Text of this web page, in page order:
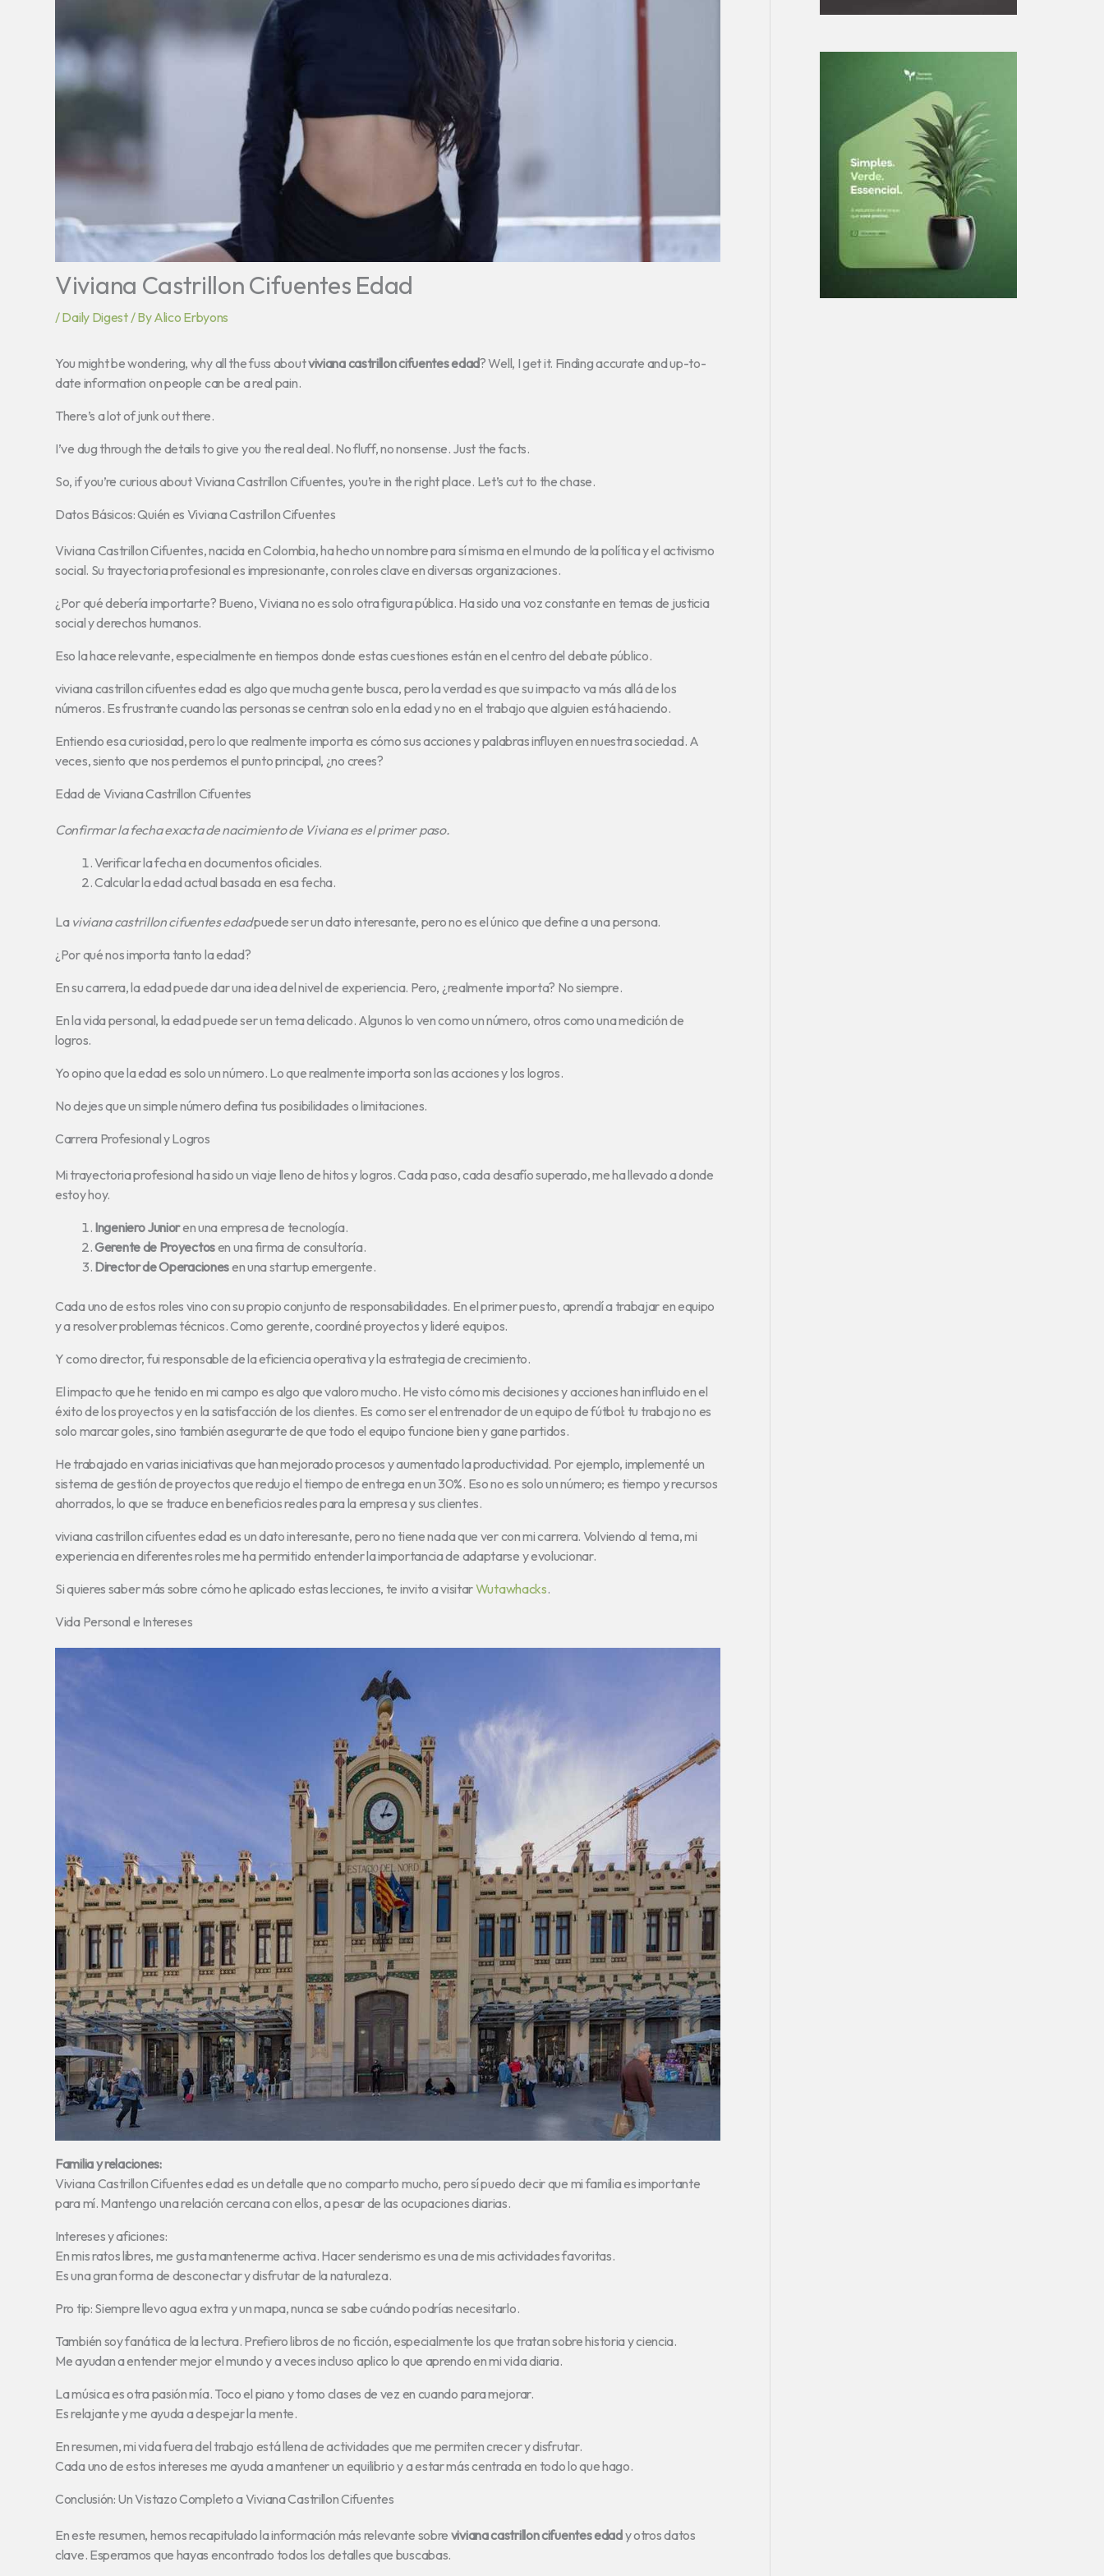
Viviana Castrillon Cifuentes Edad
/Daily Digest/ ByAlico Erbyons
You might be wondering, why all the fuss aboutviviana castrillon cifuentes edad? Well, I get it. Finding accurate and up-to-
date information on people can be a real pain.
There’s a lot of junk out there.
I’ve dug through the details to give you the real deal. No fluff, no nonsense. Just the facts.
So, if you’re curious about Viviana Castrillon Cifuentes, you’re in the right place. Let’s cut to the chase.
Datos Básicos: Quién es Viviana Castrillon Cifuentes
Viviana Castrillon Cifuentes, nacida en Colombia, ha hecho un nombre para sí misma en el mundo de la política y el activismo
social. Su trayectoria profesional es impresionante, con roles clave en diversas organizaciones.
¿Por qué debería importarte? Bueno, Viviana no es solo otra figura pública. Ha sido una voz constante en temas de justicia
social y derechos humanos.
Eso la hace relevante, especialmente en tiempos donde estas cuestiones están en el centro del debate público.
viviana castrillon cifuentes edad es algo que mucha gente busca, pero la verdad es que su impacto va más allá de los
números. Es frustrante cuando las personas se centran solo en la edad y no en el trabajo que alguien está haciendo.
Entiendo esa curiosidad, pero lo que realmente importa es cómo sus acciones y palabras influyen en nuestra sociedad. A
veces, siento que nos perdemos el punto principal, ¿no crees?
Edad de Viviana Castrillon Cifuentes
Confirmar la fecha exacta de nacimiento de Viviana es el primer paso.
Verificar la fecha en documentos oficiales.
Calcular la edad actual basada en esa fecha.
La viviana castrillon cifuentes edadpuede ser un dato interesante, pero no es el único que define a una persona.
¿Por qué nos importa tanto la edad?
En su carrera, la edad puede dar una idea del nivel de experiencia. Pero, ¿realmente importa? No siempre.
En la vida personal, la edad puede ser un tema delicado. Algunos lo ven como un número, otros como una medición de
logros.
Yo opino que la edad es solo un número. Lo que realmente importa son las acciones y los logros.
No dejes que un simple número defina tus posibilidades o limitaciones.
Carrera Profesional y Logros
Mi trayectoria profesional ha sido un viaje lleno de hitos y logros. Cada paso, cada desafío superado, me ha llevado a donde
estoy hoy.
Ingeniero Junioren una empresa de tecnología.
Gerente de Proyectosen una firma de consultoría.
Director de Operacionesen una startup emergente.
Cada uno de estos roles vino con su propio conjunto de responsabilidades. En el primer puesto, aprendí a trabajar en equipo
y a resolver problemas técnicos. Como gerente, coordiné proyectos y lideré equipos.
Y como director, fui responsable de la eficiencia operativa y la estrategia de crecimiento.
El impacto que he tenido en mi campo es algo que valoro mucho. He visto cómo mis decisiones y acciones han influido en el
éxito de los proyectos y en la satisfacción de los clientes. Es como ser el entrenador de un equipo de fútbol: tu trabajo no es
solo marcar goles, sino también asegurarte de que todo el equipo funcione bien y gane partidos.
He trabajado en varias iniciativas que han mejorado procesos y aumentado la productividad. Por ejemplo, implementé un
sistema de gestión de proyectos que redujo el tiempo de entrega en un 30%. Eso no es solo un número; es tiempo y recursos
ahorrados, lo que se traduce en beneficios reales para la empresa y sus clientes.
viviana castrillon cifuentes edad es un dato interesante, pero no tiene nada que ver con mi carrera. Volviendo al tema, mi
experiencia en diferentes roles me ha permitido entender la importancia de adaptarse y evolucionar.
Si quieres saber más sobre cómo he aplicado estas lecciones, te invito a visitarWutawhacks.
Vida Personal e Intereses
Familia y relaciones:
Viviana Castrillon Cifuentes edad es un detalle que no comparto mucho, pero sí puedo decir que mi familia es importante
para mí. Mantengo una relación cercana con ellos, a pesar de las ocupaciones diarias.
Intereses y aficiones:
En mis ratos libres, me gusta mantenerme activa. Hacer senderismo es una de mis actividades favoritas.
Es una gran forma de desconectar y disfrutar de la naturaleza.
Pro tip: Siempre llevo agua extra y un mapa, nunca se sabe cuándo podrías necesitarlo.
También soy fanática de la lectura. Prefiero libros de no ficción, especialmente los que tratan sobre historia y ciencia.
Me ayudan a entender mejor el mundo y a veces incluso aplico lo que aprendo en mi vida diaria.
La música es otra pasión mía. Toco el piano y tomo clases de vez en cuando para mejorar.
Es relajante y me ayuda a despejar la mente.
En resumen, mi vida fuera del trabajo está llena de actividades que me permiten crecer y disfrutar.
Cada uno de estos intereses me ayuda a mantener un equilibrio y a estar más centrada en todo lo que hago.
Conclusión: Un Vistazo Completo a Viviana Castrillon Cifuentes
En este resumen, hemos recapitulado la información más relevante sobre viviana castrillon cifuentes edady otros datos
clave. Esperamos que hayas encontrado todos los detalles que buscabas.